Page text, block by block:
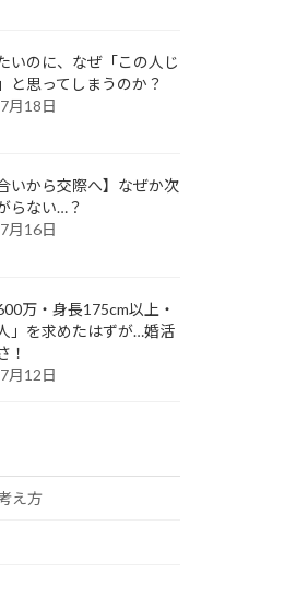
いのに、なぜ「この人じ
と思ってしまうのか？
月18日
いから交際へ】なぜか次
らない…？
月16日
万・身長175cm以上・
」を求めたはずが…婚活
！
月12日
え方